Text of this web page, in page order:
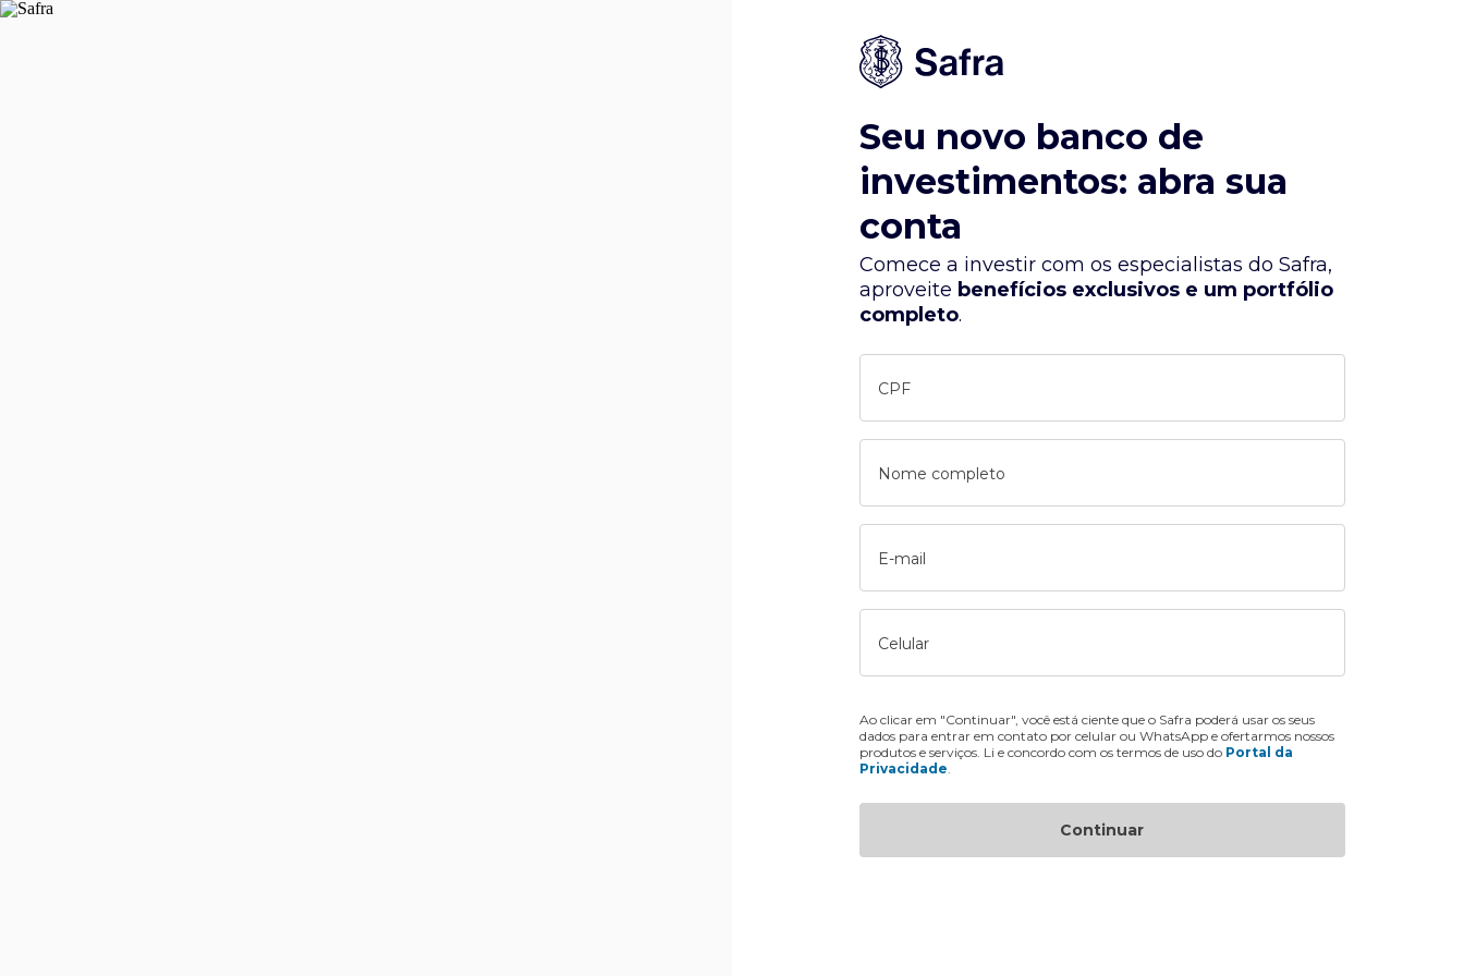
Seu novo banco de
investimentos: abra sua
conta
Comece a investir com os especialistas do Safra,
aproveite benefícios exclusivos e um portfólio
completo.
CPF
Nome completo
E-mail
Celular
Ao clicar em "Continuar", você está ciente que o Safra poderá usar os seus
dados para entrar em contato por celular ou WhatsApp e ofertarmos nossos
produtos e serviços. Li e concordo com os termos de uso do Portal da
Privacidade
Continuar